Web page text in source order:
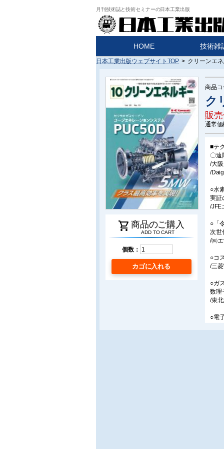
月刊技術誌と技術セミナーの日本工業出版
HOME 技術雑
日本工業出版ウェブサイトTOP > クリーンエ
shopping_cart 商品のご購入
ADD TO CART
個数：
カゴに入れる
商品コ
ク
販
通常価
■テ
〇遠
/大
/
○水
実
/JFE
○「
次世
/㈱
○コ
/三
○ガ
数理
/東
○電